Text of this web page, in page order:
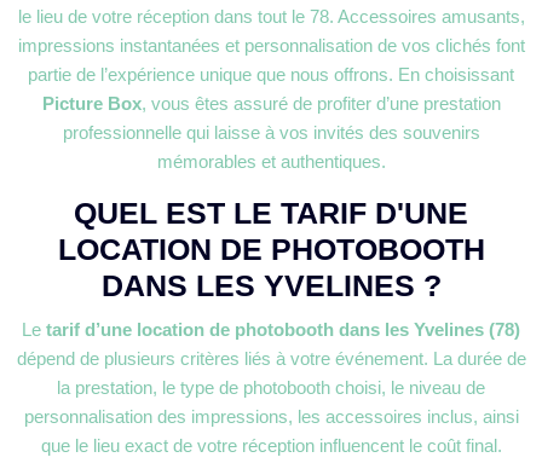
le lieu de votre réception dans tout le 78. Accessoires amusants,
impressions instantanées et personnalisation de vos clichés font
partie de l’expérience unique que nous offrons. En choisissant
Picture Box, vous êtes assuré de profiter d’une prestation
professionnelle qui laisse à vos invités des souvenirs
mémorables et authentiques.
QUEL EST LE TARIF D'UNE
LOCATION DE PHOTOBOOTH
DANS LES YVELINES ?
Le tarif d’une location de photobooth dans les Yvelines (78)
dépend de plusieurs critères liés à votre événement. La durée de
la prestation, le type de photobooth choisi, le niveau de
personnalisation des impressions, les accessoires inclus, ainsi
que le lieu exact de votre réception influencent le coût final.